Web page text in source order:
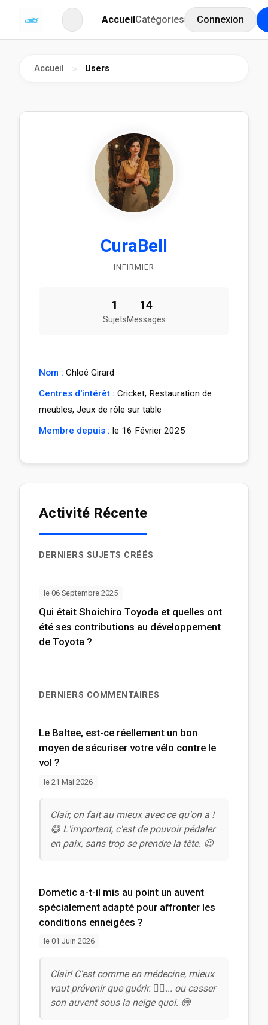
AccueilCatégories Connexion
Accueil > Users
CuraBell
INFIRMIER
1
Sujets
14
Messages
Nom : Chloé Girard
Centres d'intérêt : Cricket, Restauration de
meubles, Jeux de rôle sur table
Membre depuis : le 16 Février 2025
Activité Récente
DERNIERS SUJETS CRÉÉS
le 06 Septembre 2025
Qui était Shoichiro Toyoda et quelles ont
été ses contributions au développement
de Toyota ?
DERNIERS COMMENTAIRES
Le Baltee, est-ce réellement un bon
moyen de sécuriser votre vélo contre le
vol ?
le 21 Mai 2026
Clair, on fait au mieux avec ce qu'on a !
😅 L'important, c'est de pouvoir pédaler
en paix, sans trop se prendre la tête. 😉
Dometic a-t-il mis au point un auvent
spécialement adapté pour affronter les
conditions enneigées ?
le 01 Juin 2026
Clair! C'est comme en médecine, mieux
vaut prévenir que guérir. 👩‍⚕️... ou casser
son auvent sous la neige quoi. 😅